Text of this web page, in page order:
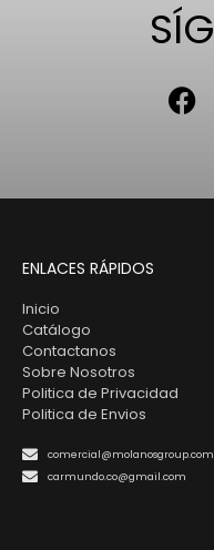
ENLACES RÁPIDOS
Inicio
Catálogo
Contactanos
Sobre Nosotros
Politica de Privacidad
Politica de Envios
comercial@molanosgroup.com
carmundo.co@gmail.com